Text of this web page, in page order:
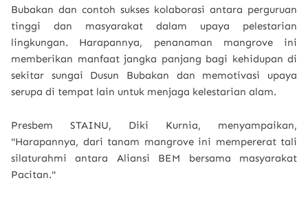
Bubakan dan contoh sukses kolaborasi antara perguruan
tinggi dan masyarakat dalam upaya pelestarian
lingkungan. Harapannya, penanaman mangrove ini
memberikan manfaat jangka panjang bagi kehidupan di
sekitar sungai Dusun Bubakan dan memotivasi upaya
serupa di tempat lain untuk menjaga kelestarian alam.
Presbem STAINU, Diki Kurnia, menyampaikan,
"Harapannya, dari tanam mangrove ini mempererat tali
silaturahmi antara Aliansi BEM bersama masyarakat
Pacitan."